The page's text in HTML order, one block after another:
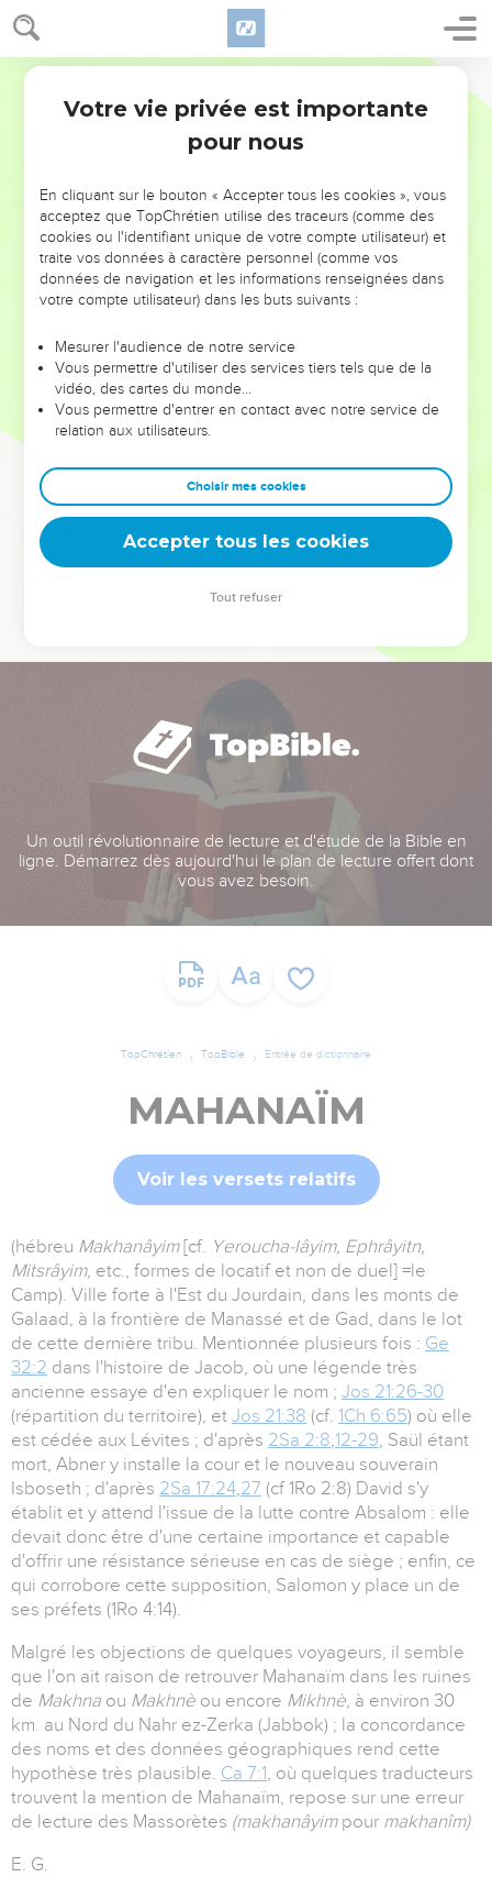
NE MANQUEZ PAS L’ÉVÉNEMENT
DE L’ANNÉE !
ET SI LEURS ERREURS POUVAIENT VOUS ÉVITER LES
VOTRES ?
leur foi ou leur vision. Mais on voit moins les doutes, les erreurs
et les saisons difficiles qu'ils ont traversés, alors même que ce
sont elles qui les ont façonnés.
Dans cette conférence, leaders, entrepreneurs, et responsables
clés pour avancer avec plus de sagesse afin que leurs erreurs
deviennent vos tremplins. Que vous guidiez un ministère, une
équipe, un groupe ou une famille, leur expérience est faite
Un outil révolutionnaire de lecture et d'étude de la Bible en
ligne. Démarrez dès aujourd'hui le plan de lecture offert dont
vous avez besoin.
TopChrétien TopBible Entrée de dictionnaire
MAHANAÏM
Voir les versets relatifs
(hébreu Makhanâyim [cf. Yeroucha-lâyim, Ephrâyitn,
Mitsrâyim, etc., formes de locatif et non de duel] =le
Camp). Ville forte à l'Est du Jourdain, dans les monts de
Galaad, à la frontière de Manassé et de Gad, dans le lot
de cette dernière tribu. Mentionnée plusieurs fois : Ge
32:2 dans l'histoire de Jacob, où une légende très
ancienne essaye d'en expliquer le nom ; Jos 21:26-30
(répartition du territoire), et Jos 21:38 (cf. 1Ch 6:65) où elle
est cédée aux Lévites ; d'après 2Sa 2:8,12-29, Saül étant
mort, Abner y installe la cour et le nouveau souverain
Isboseth ; d'après 2Sa 17:24,27 (cf 1Ro 2:8) David s'y
établit et y attend l'issue de la lutte contre Absalom : elle
devait donc être d'une certaine importance et capable
d'offrir une résistance sérieuse en cas de siège ; enfin, ce
qui corrobore cette supposition, Salomon y place un de
ses préfets (1Ro 4:14).
Malgré les objections de quelques voyageurs, il semble
que l'on ait raison de retrouver Mahanaïm dans les ruines
de Makhna ou Makhnè ou encore Mikhnè, à environ 30
km. au Nord du Nahr ez-Zerka (Jabbok) ; la concordance
des noms et des données géographiques rend cette
hypothèse très plausible. Ca 7:1, où quelques traducteurs
trouvent la mention de Mahanaïm, repose sur une erreur
de lecture des Massorètes (makhanâyim pour makhanîm)
E. G.
Votre vie privée est importante
pour nous
En cliquant sur le bouton « Accepter tous les cookies », vous
acceptez que TopChrétien utilise des traceurs (comme des
cookies ou l'identifiant unique de votre compte utilisateur) et
traite vos données à caractère personnel (comme vos
données de navigation et les informations renseignées dans
votre compte utilisateur) dans les buts suivants :
Mesurer l'audience de notre service
Vous permettre d'utiliser des services tiers tels que de la
vidéo, des cartes du monde…
Vous permettre d'entrer en contact avec notre service de
relation aux utilisateurs.
Choisir mes cookies
Accepter tous les cookies
Tout refuser